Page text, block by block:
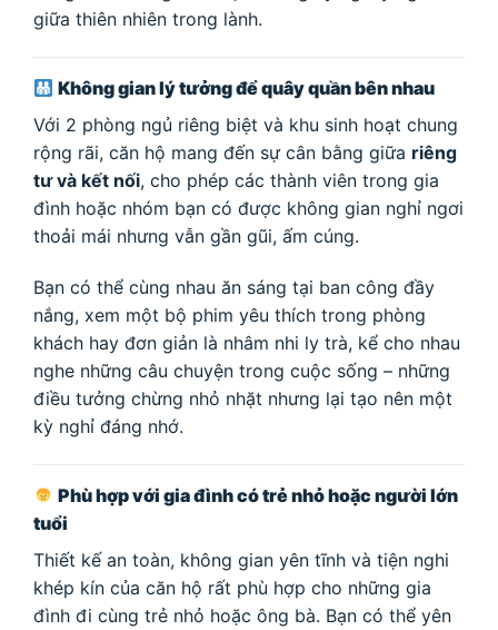
giữa thiên nhiên trong lành.
Không gian lý tưởng để quây quần bên nhau
Với 2 phòng ngủ riêng biệt và khu sinh hoạt chung
rộng rãi, căn hộ mang đến sự cân bằng giữa riêng
tư và kết nối, cho phép các thành viên trong gia
đình hoặc nhóm bạn có được không gian nghỉ ngơi
thoải mái nhưng vẫn gần gũi, ấm cúng.
Bạn có thể cùng nhau ăn sáng tại ban công đầy
nắng, xem một bộ phim yêu thích trong phòng
khách hay đơn giản là nhâm nhi ly trà, kể cho nhau
nghe những câu chuyện trong cuộc sống – những
điều tưởng chừng nhỏ nhặt nhưng lại tạo nên một
kỳ nghỉ đáng nhớ.
Phù hợp với gia đình có trẻ nhỏ hoặc người lớn
tuổi
Thiết kế an toàn, không gian yên tĩnh và tiện nghi
khép kín của căn hộ rất phù hợp cho những gia
đình đi cùng trẻ nhỏ hoặc ông bà. Bạn có thể yên